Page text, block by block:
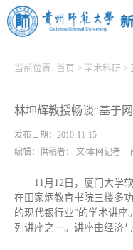
当前位置: 首页 > 学术科研 >
林坤辉教授畅谈“基于
发布日期：2010-11-15
编辑：供稿者： 文/本网记
11月12日，厦门大学
在田家炳教育书院三楼多
的现代银行业”的学术讲座
列讲座之一。讲座由经济